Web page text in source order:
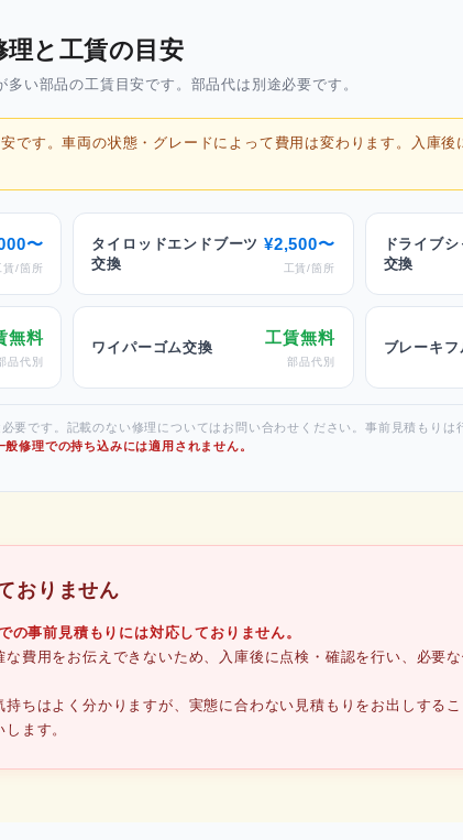
と工賃の目安
い部品の工賃目安です。部品代は別途必要です。
です。車両の状態・グレードによって費用は変わります。入庫後
〜
賃/箇所
タイロッドエンドブーツ
交換
¥2,500〜
工賃/箇所
ドライブ
交換
無料
品代別
ワイパーゴム交換 工賃無料
部品代別
ブレーキ
要です。記載のない修理についてはお問い合わせください。事前見積もりは
修理での持ち込みには適用されません。
おりません
の事前見積もりには対応しておりません。
費用をお伝えできないため、入庫後に点検・確認を行い、必要
持ちはよく分かりますが、実態に合わない見積もりをお出しする
ます。